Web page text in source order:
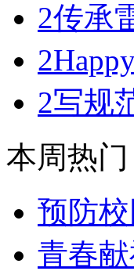
2传承
2
2写规
本周热门
预防
青春